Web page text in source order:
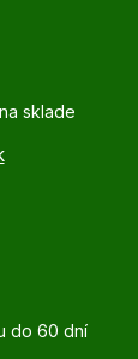
sklade
do 60 dní